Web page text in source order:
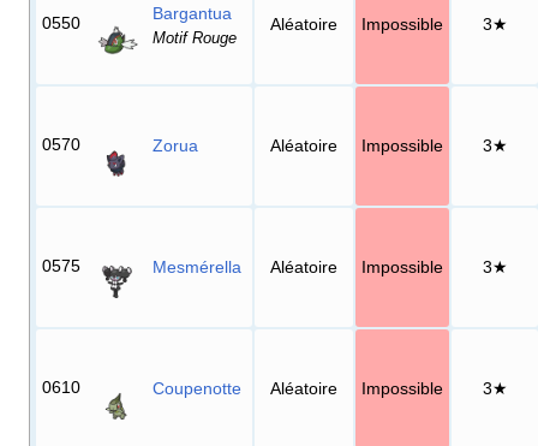
0550 Bargantua
Motif Rouge
Aléatoire Impossible 3★
0570 Zorua Aléatoire Impossible 3★
0575 Mesmérella Aléatoire Impossible 3★
0610 Coupenotte Aléatoire Impossible 3★